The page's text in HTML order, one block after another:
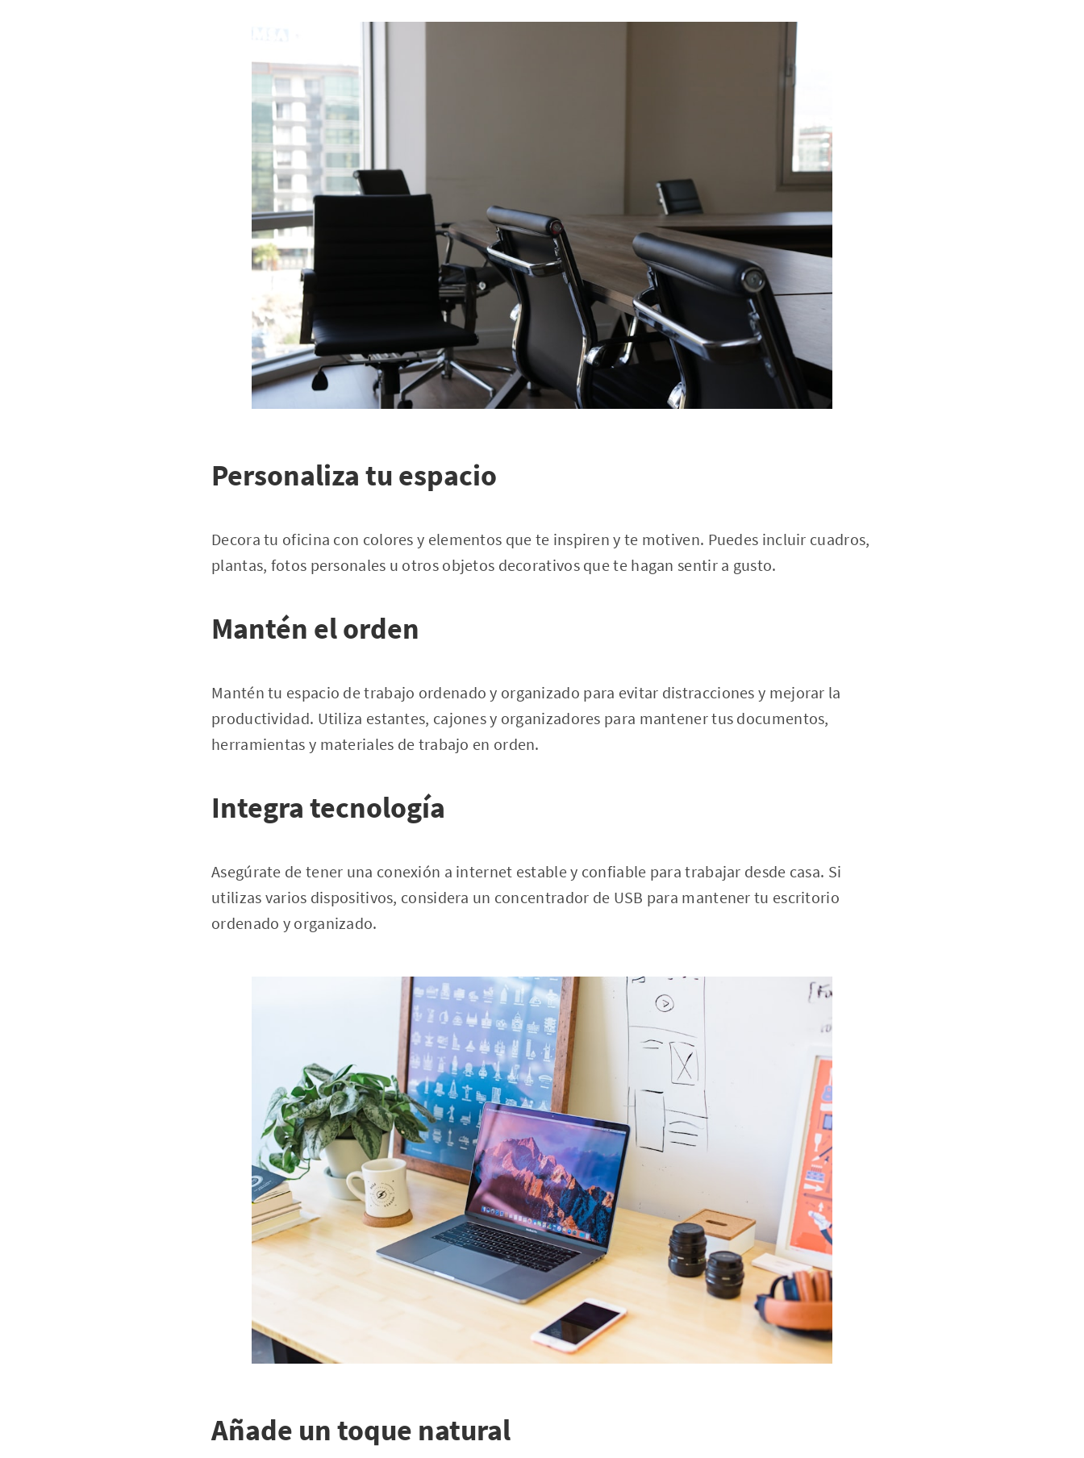
Personaliza tu espacio
Decora tu oficina con colores y elementos que te inspiren y te motiven. Puedes incluir cuadros,
plantas, fotos personales u otros objetos decorativos que te hagan sentir a gusto.
Mantén el orden
Mantén tu espacio de trabajo ordenado y organizado para evitar distracciones y mejorar la
productividad. Utiliza estantes, cajones y organizadores para mantener tus documentos,
herramientas y materiales de trabajo en orden.
Integra tecnología
Asegúrate de tener una conexión a internet estable y confiable para trabajar desde casa. Si
utilizas varios dispositivos, considera un concentrador de USB para mantener tu escritorio
ordenado y organizado.
Añade un toque natural